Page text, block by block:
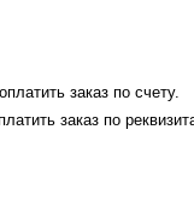
заказ по счету.
заказ по